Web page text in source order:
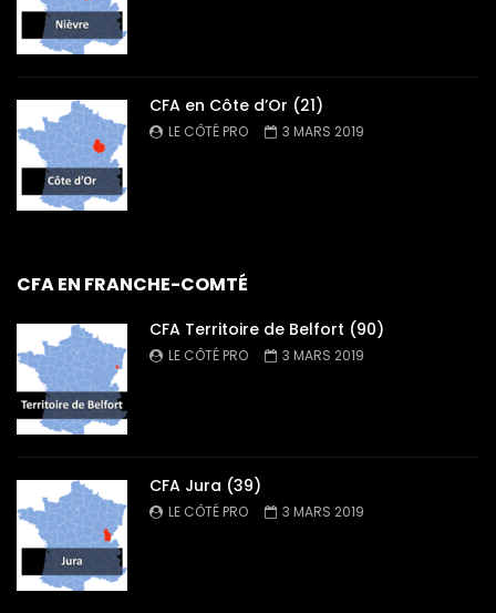
CFA en Côte d’Or (21)
LE CÔTÉ PRO 3 MARS 2019
CFA EN FRANCHE-COMTÉ
CFA Territoire de Belfort (90)
LE CÔTÉ PRO 3 MARS 2019
CFA Jura (39)
LE CÔTÉ PRO 3 MARS 2019